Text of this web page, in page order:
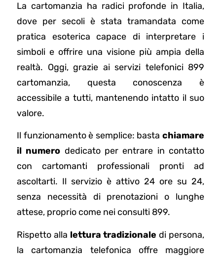
La cartomanzia ha radici profonde in Italia,
dove per secoli è stata tramandata come
pratica esoterica capace di interpretare i
simboli e offrire una visione più ampia della
realtà. Oggi, grazie ai servizi telefonici 899
cartomanzia, questa conoscenza è
accessibile a tutti, mantenendo intatto il suo
valore.
Il funzionamento è semplice: basta chiamare
il numero dedicato per entrare in contatto
con cartomanti professionali pronti ad
ascoltarti. Il servizio è attivo 24 ore su 24,
senza necessità di prenotazioni o lunghe
attese, proprio come nei consulti 899.
Rispetto alla lettura tradizionale di persona,
la cartomanzia telefonica offre maggiore